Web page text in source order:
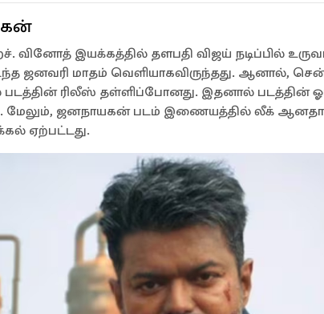
வினோத் இயக்கத்தில் தளபதி விஜய் நடிப்பில்
ஜனவரி மாதம் வெளியாகவிருந்தது. ஆனால்,
ரிலீஸ் தள்ளிப்போனது. இதனால் படத்தின்
மேலும், ஜனநாயகன் படம் இணையத்தில் லீக் ஆனதால்
ஏற்பட்டது.